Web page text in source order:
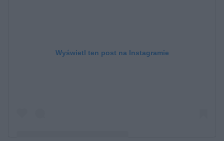
Wyświetl ten post na Instagramie